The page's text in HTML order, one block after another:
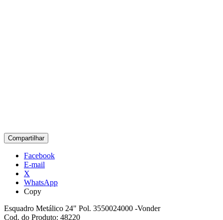
Compartilhar
Facebook
E-mail
X
WhatsApp
Copy
Esquadro Metálico 24" Pol. 3550024000 -Vonder
Cod. do Produto: 48220